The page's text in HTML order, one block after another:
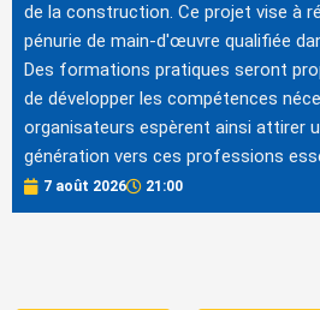
de la construction. Ce projet vise à
pénurie de main-d'œuvre qualifiée
Des formations pratiques seront
de développer les compétences
organisateurs espèrent ainsi attirer
génération vers ces professions
7 août 2026 21:00